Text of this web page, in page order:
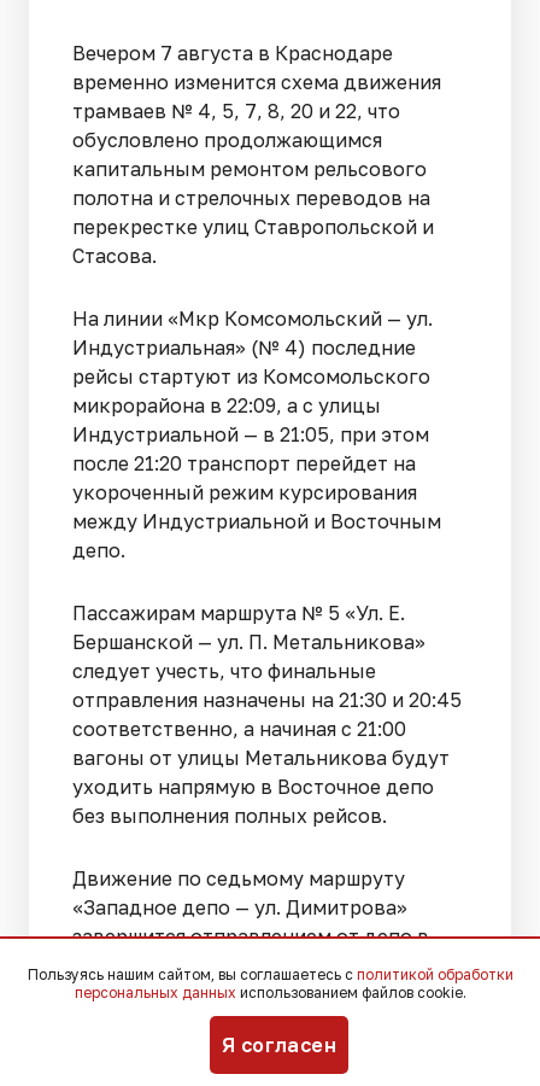
Вечером 7 августа в Краснодаре
временно изменится схема движения
трамваев № 4, 5, 7, 8, 20 и 22, что
обусловлено продолжающимся
капитальным ремонтом рельсового
полотна и стрелочных переводов на
перекрестке улиц Ставропольской и
Стасова.
На линии «Мкр Комсомольский — ул.
Индустриальная» (№ 4) последние
рейсы стартуют из Комсомольского
микрорайона в 22:09, а с улицы
Индустриальной — в 21:05, при этом
после 21:20 транспорт перейдет на
укороченный режим курсирования
между Индустриальной и Восточным
депо.
Пассажирам маршрута № 5 «Ул. Е.
Бершанской — ул. П. Метальникова»
следует учесть, что финальные
отправления назначены на 21:30 и 20:45
соответственно, а начиная с 21:00
вагоны от улицы Метальникова будут
уходить напрямую в Восточное депо
без выполнения полных рейсов.
Движение по седьмому маршруту
«Западное депо — ул. Димитрова»
завершится отправлением от депо в
21:55 и от улицы Димитрова в 22:31,
причем после 22:45 трамваи
проследуют в Западное депо по улице
Титаровской, минуя привычный заезд
Пользуясь нашим сайтом, вы соглашаетесь с политикой обработки
персональных данных использованием файлов cookie.
Я согласен